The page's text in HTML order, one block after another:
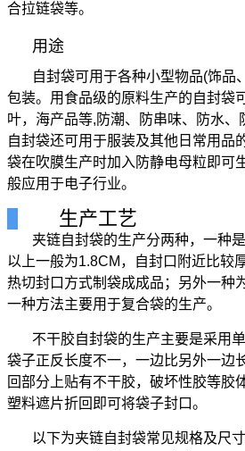
合拉链袋等。
用途
自封袋可用于各种小型物品(饰品
包装。用食品级的原料生产的自封袋
叶，海产品等,防潮、防串味、防水、
自封袋还可用于服装及其他日常用品
袋在吹膜生产时加入防静电母粒即可
般应用于电子行业。
生产工艺
夹链自封袋的生产分两种，一种
以上一般为1.8CM，自封口附近比较
热切封口方式制袋成成品；另外一种
一种方法主要用于复合袋的生产。
不干胶自封袋的生产主要是采用
袋子正反长度不一，一边比另外一边
回部分上贴有不干胶，破坏性胶等胶
塑料遮片折回即可将袋子封口。
以下为夹链自封袋常见规格及尺